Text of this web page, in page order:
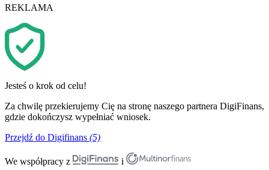
REKLAMA
Jesteś o krok od celu!
Za chwilę przekierujemy Cię na stronę naszego partnera DigiFinans,
gdzie dokończysz wypełniać wniosek.
Przejdź do Digifinans (5)
We współpracy z i